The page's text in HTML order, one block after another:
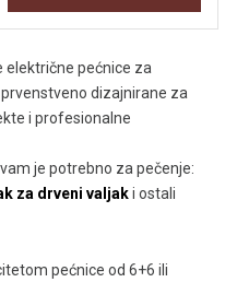
električne pećnice za
prvenstveno dizajnirane za
i profesionalne
je potrebno za pečenje:
za drveni valjaki ostali
pećnice od 6+6 ili